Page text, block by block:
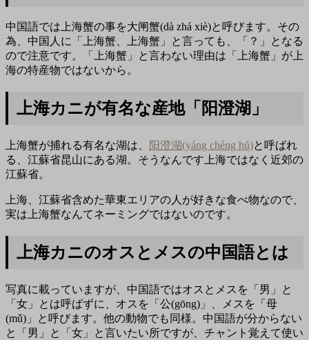
中国語では上海蟹の事を大闸蟹(dà zhá xiè)と呼びます。その
為、中国人に「上海蟹、上海蟹」と言っても、「？」となる
ので注意です。「上海蟹」と言わない理由は「上海蟹」が上
海の特産物ではないから。
上海カニが有名な産地「阳澄湖」
上海蟹が捕れる有名な湖は、 阳澄湖(yáng chéng hú)と呼ばれ
る、江蘇省昆山にある湖。そうなんです上海ではなく近郊の
江蘇省。
上海、江蘇省含めた華東エリアの人が好きな食べ物なので、
実は上海蟹なんてネーミングではないのです。
上海カニのオスとメスの中国語とは
写真に載っていますが、中国語ではオスとメスを「男」と
「女」とは呼ばずに、オスを「公(gōng)」、メスを「母
(mǔ)」と呼びます。他の動物でも同様。中国語が分からない
と「男」と「女」と言いたい所ですが、チャント覚えて使い